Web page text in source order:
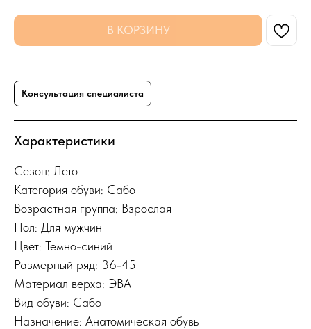
В КОРЗИНУ
Консультация специалиста
Характеристики
Сезон: Лето
Категория обуви: Сабо
Возрастная группа: Взрослая
Пол: Для мужчин
Цвет: Темно-синий
Размерный ряд: 36-45
Материал верха: ЭВА
Вид обуви: Сабо
Назначение: Анатомическая обувь